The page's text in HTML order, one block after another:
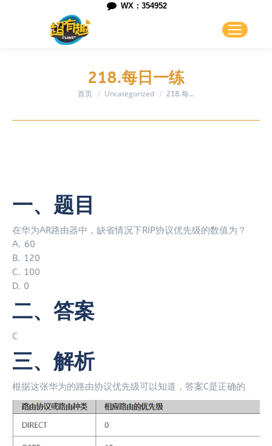
WX：354952
218.每日一练
您在这里：
首页 Uncategorized 218.每…
一、题目
在华为AR路由器中，缺省情况下RIP协议优先级的数值为？
A. 60
B. 120
C. 100
D. 0
二、答案
C
三、解析
根据这张华为的路由协议优先级可以知道，答案C是正确的